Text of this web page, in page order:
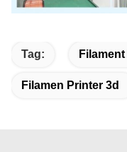
Tag:
Filamen Printer 3d